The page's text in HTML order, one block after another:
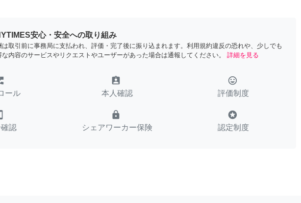
安心・安全への取り組み
は取引前に事務局に支払われ、評価・完了後に振り込まれます。利用規約違反の恐れや、少しでも
な内容のサービスやリクエストやユーザーがあった場合は通報してください。
詳細を見る
ール
assignment_ind
本人確認
tag_faces
評価制度
認
lock
シェアワーカー保険
stars
認定制度